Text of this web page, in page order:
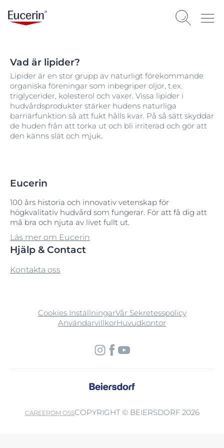
Vad är lipider?
Lipider är en stor grupp av naturligt förekommande
organiska föreningar som inbegriper oljor, t.ex.
triglycerider, kolesterol och vaxer. Vissa lipider i
hudvårdsprodukter stärker hudens naturliga
barriärfunktion så att fukt hålls kvar. På så sätt skyddar
de huden från att torka ut och bli irriterad och gör att
den känns slät och mjuk.
Eucerin
100 års historia och innovativ vetenskap för
högkvalitativ hudvård som fungerar. För att få dig att
må bra och njuta av livet fullt ut.
Läs mer om Eucerin
Hjälp & Contact
Kontakta oss
Cookies InställningarVår Sekretesspolicy
AnvändarvillkorHuvudkontor
CAREEROM OSSCOPYRIGHT © BEIERSDORF 2026